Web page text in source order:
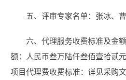
五、评审专家名单：张冰、
六、代理服务收费标准及金
额：人民币叁万陆仟叁佰壹拾贰
项目代理费收费标准：详见采购文